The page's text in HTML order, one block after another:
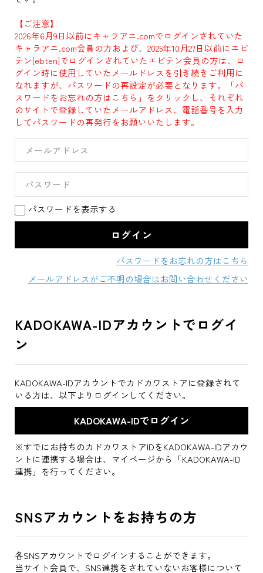
【ご注意】
2026年6月9日以前にキャラアニ.comでログインされていた
キャラアニ.com会員の方および、2025年10月27日以前にエビ
テン[ebten]でログインされていたエビテン会員の方は、ロ
グイン時に使用していたメールドレスを引き続きご利用に
なれますが、パスワードの再設定が必要となります。「パ
スワードをお忘れの方はこちら」をクリックし、それぞれ
のサイトで登録していたメールアドレス、電話番号を入力
してパスワードの再発行をお願いいたします。
パスワードを表示する
パスワードをお忘れの方はこちら
メールアドレスがご不明の場合はお問い合わせください
KADOKAWA-IDアカウントでログイ
ン
KADOKAWA-IDアカウントでカドカワストアに登録されて
いる方は、以下よりログインしてください。
※すでにお持ちのカドカワストアIDをKADOKAWA-IDアカウ
ントに連携する場合は、マイページから「KADOKAWA-ID
連携」を行ってください。
SNSアカウントをお持ちの方
各SNSアカウントでログインすることができます。
当サイト会員で、SNS連携をされていないお客様について